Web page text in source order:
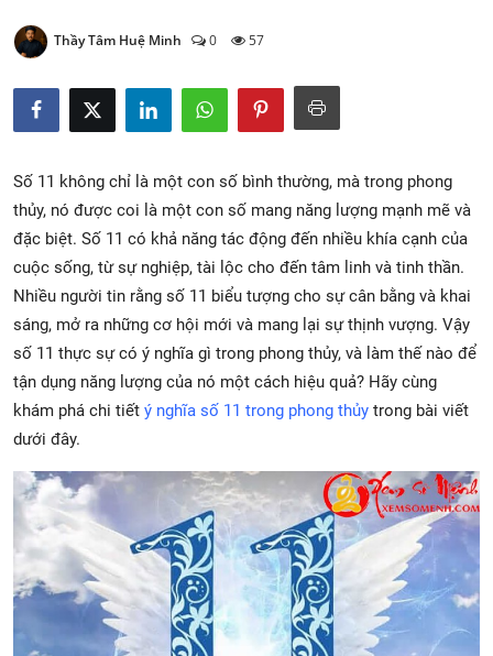
Thầy Tâm Huệ Minh 0 57
Số 11 không chỉ là một con số bình thường, mà trong phong
thủy, nó được coi là một con số mang năng lượng mạnh mẽ và
đặc biệt. Số 11 có khả năng tác động đến nhiều khía cạnh của
cuộc sống, từ sự nghiệp, tài lộc cho đến tâm linh và tinh thần.
Nhiều người tin rằng số 11 biểu tượng cho sự cân bằng và khai
sáng, mở ra những cơ hội mới và mang lại sự thịnh vượng. Vậy
số 11 thực sự có ý nghĩa gì trong phong thủy, và làm thế nào để
tận dụng năng lượng của nó một cách hiệu quả? Hãy cùng
khám phá chi tiết ý nghĩa số 11 trong phong thủy trong bài viết
dưới đây.